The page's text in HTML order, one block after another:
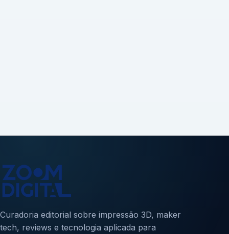
Curadoria editorial sobre impressão 3D, maker
tech, reviews e tecnologia aplicada para